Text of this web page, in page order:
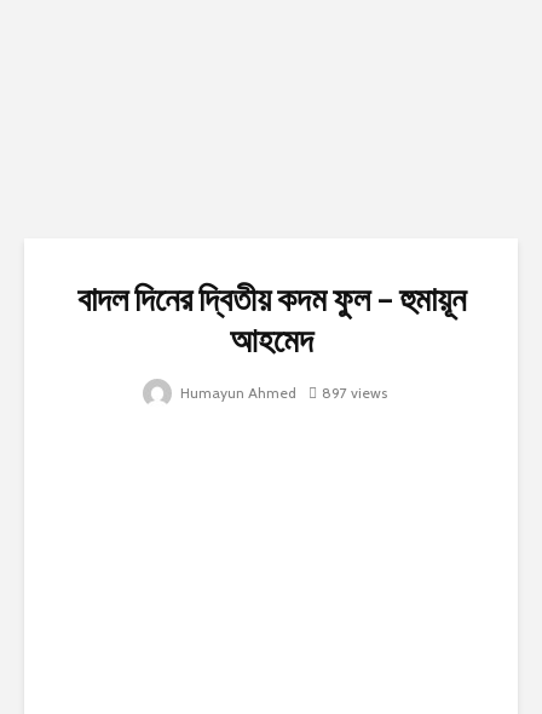
বাদল দিনের দ্বিতীয় কদম ফুল – হুমায়ূন
আহমেদ
Humayun Ahmed 897 views